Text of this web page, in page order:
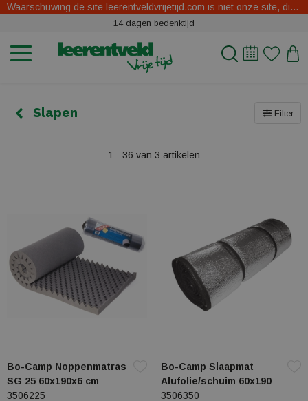
Waarschuwing de site leerentveldvrijetijd.com is niet onze site, dit zijn oplichters.
14 dagen bedenktijd
Slapen Filter
1 - 36 van 3 artikelen
Bo-Camp Noppenmatras
SG 25 60x190x6 cm
3506225
Bo-Camp Slaapmat
Alufolie/schuim 60x190
3506350